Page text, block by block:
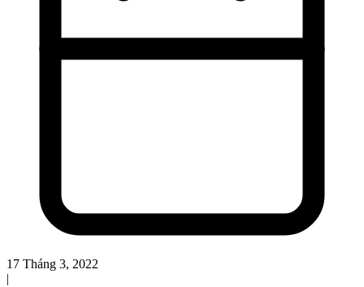
17 Tháng 3, 2022
|